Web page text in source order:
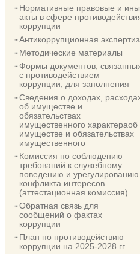
Нормативные правовые и
акты в сфере
коррупции
Антикоррупционная
Методические материалы
Формы документов,
с противодействием
коррупции, для заполнения
Сведения о доходах,
об имуществе и
обязательствах
имущественного характераоб
имуществе и обязательствах
имущественного
Комиссия по соблюдению
требований к служебному
поведению и урегулированию
конфликта интересов
(аттестационная комиссия)
Обратная связь для
сообщений о фактах
коррупции
План по противодействию
коррупции на 2025-2028 гг.